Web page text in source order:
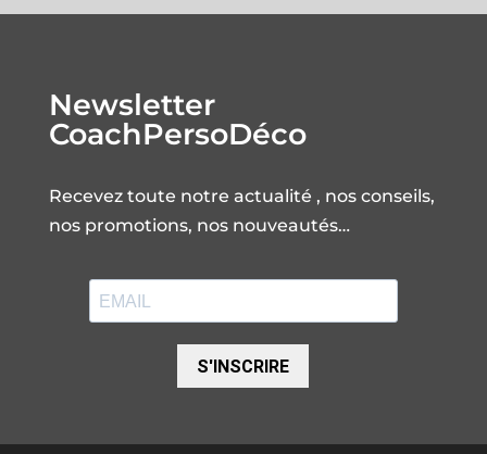
Newsletter
CoachPersoDéco
Recevez toute notre actualité , nos conseils,
nos promotions, nos nouveautés…
S'INSCRIRE